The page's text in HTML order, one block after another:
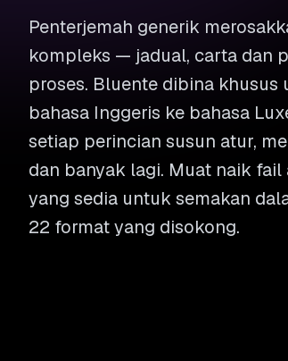
Penterjemah generik
kompleks — jadual, carta dan
proses. Bluente dibina
bahasa Inggeris ke bahasa
setiap perincian susun atur,
dan banyak lagi. Muat naik
yang sedia untuk semakan
22 format yang disokong.